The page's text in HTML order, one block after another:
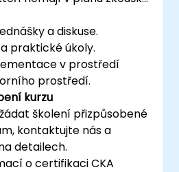
a diskuse.
praktické úkoly.
v prostředí
prostředí.
kurzu
školení přizpůsobené
kontaktujte nás a
detailech.
o certifikaci CKA